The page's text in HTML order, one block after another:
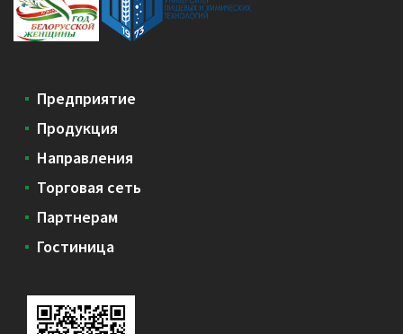
Предприятие
Продукция
Направления
Торговая сеть
Партнерам
Гостиница